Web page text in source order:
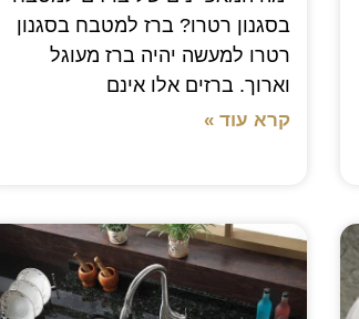
בסגנון רטרו? ברז למטבח בסגנון
רטרו למעשה יהיה ברז מעוגל
וארוך. ברזים אלו אינם
קרא עוד »